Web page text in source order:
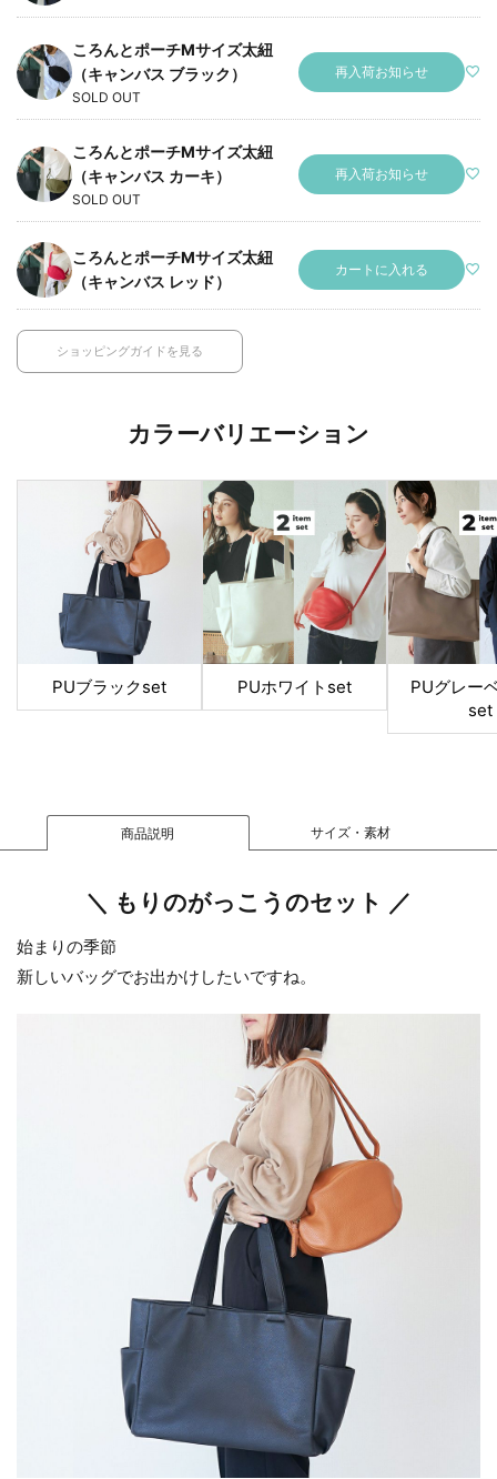
ころんとポーチMサイズ太紐
（キャンバス ブラック）
SOLD OUT
再入荷お知らせ
ころんとポーチMサイズ太紐
（キャンバス カーキ）
SOLD OUT
再入荷お知らせ
ころんとポーチMサイズ太紐
（キャンバス レッド）
カートに入れる
ショッピングガイドを見る
商品説明 サイズ・素材
＼ もりのがっこうのセット ／
始まりの季節
新しいバッグでお出かけしたいですね。
カラーバリエーション
PUブラックset PUホワイトset
PUグレー
set